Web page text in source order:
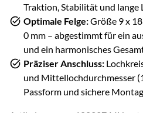
Traktion, Stabilität und lange
Optimale Felge:Größe 9 x 18
0 mm – abgestimmt für ein
und ein harmonisches
Präziser Anschluss:
und Mittellochdurchmesser (
Passform und sichere